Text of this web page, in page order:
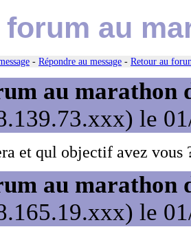
forum au
- Répondre au message - Retour au
au marathon
le
et qul objectif avez vous
au marathon
le